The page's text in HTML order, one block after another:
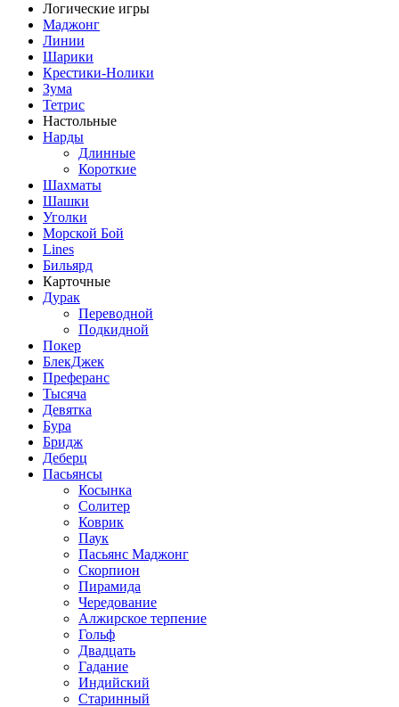
Логические игры
Маджонг
Линии
Шарики
Крестики-Нолики
Зума
Тетрис
Настольные
Нарды
Длинные
Короткие
Шахматы
Шашки
Уголки
Морской Бой
Lines
Бильярд
Карточные
Дурак
Переводной
Подкидной
Покер
БлекДжек
Преферанс
Тысяча
Девятка
Бура
Бридж
Деберц
Пасьянсы
Косынка
Солитер
Коврик
Паук
Пасьянс Маджонг
Скорпион
Пирамида
Чередование
Алжирское терпение
Гольф
Двадцать
Гадание
Индийский
Старинный